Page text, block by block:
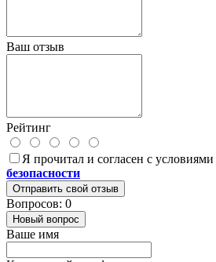
Ваш отзыв
Рейтинг
Я прочитал и согласен с условиями
безопасности
Отправить свой отзыв
Вопросов: 0
Новый вопрос
Ваше имя